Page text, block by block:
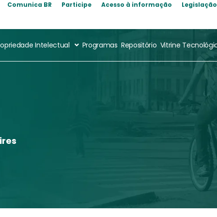
Comunica BR Participe Acesso à informação Legislação
Intelectual Programas Repositório Vitrine